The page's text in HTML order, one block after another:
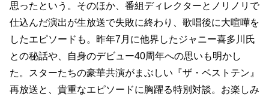
思ったという。そのほか、番組ディレクターとノリノリで
仕込んだ演出が生放送で失敗に終わり、歌唱後に大喧嘩を
したエピソードも。昨年7月に他界したジャニー喜多川氏
との秘話や、自身のデビュー40周年への思いも明かし
た。スターたちの豪華共演がまぶしい『ザ・ベストテン』
再放送と、貴重なエピソードに胸躍る特別対談。お楽しみ